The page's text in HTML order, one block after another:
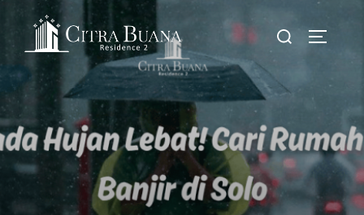
content
Search
for: